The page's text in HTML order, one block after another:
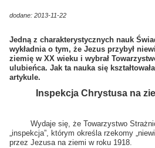
INNE
dodane: 2013-11-22
Jedną z charakterystycznych nauk
wykładnia o tym, że Jezus przybył
ziemię w XX wieku i wybrał
ulubieńca. Jak ta nauka się
artykule.
Inspekcja Chrystusa na
Wydaje się, że Towarzystwo
„inspekcja”, którym określa rzekomy
przez Jezusa na ziemi w roku 1918.